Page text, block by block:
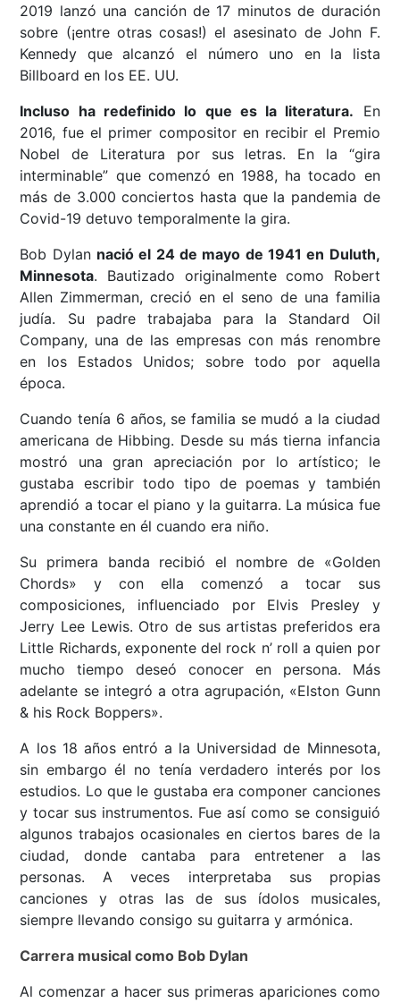
2019 lanzó una canción de 17 minutos de duración
sobre (¡entre otras cosas!) el asesinato de John F.
Kennedy que alcanzó el número uno en la lista
Billboard en los EE. UU.
Incluso ha redefinido lo que es la literatura. En
2016, fue el primer compositor en recibir el Premio
Nobel de Literatura por sus letras. En la “gira
interminable” que comenzó en 1988, ha tocado en
más de 3.000 conciertos hasta que la pandemia de
Covid-19 detuvo temporalmente la gira.
Bob Dylan nació el 24 de mayo de 1941 en Duluth,
Minnesota. Bautizado originalmente como Robert
Allen Zimmerman, creció en el seno de una familia
judía. Su padre trabajaba para la Standard Oil
Company, una de las empresas con más renombre
en los Estados Unidos; sobre todo por aquella
época.
Cuando tenía 6 años, se familia se mudó a la ciudad
americana de Hibbing. Desde su más tierna infancia
mostró una gran apreciación por lo artístico; le
gustaba escribir todo tipo de poemas y también
aprendió a tocar el piano y la guitarra. La música fue
una constante en él cuando era niño.
Su primera banda recibió el nombre de «Golden
Chords» y con ella comenzó a tocar sus
composiciones, influenciado por Elvis Presley y
Jerry Lee Lewis. Otro de sus artistas preferidos era
Little Richards, exponente del rock n’ roll a quien por
mucho tiempo deseó conocer en persona. Más
adelante se integró a otra agrupación, «Elston Gunn
& his Rock Boppers».
A los 18 años entró a la Universidad de Minnesota,
sin embargo él no tenía verdadero interés por los
estudios. Lo que le gustaba era componer canciones
y tocar sus instrumentos. Fue así como se consiguió
algunos trabajos ocasionales en ciertos bares de la
ciudad, donde cantaba para entretener a las
personas. A veces interpretaba sus propias
canciones y otras las de sus ídolos musicales,
siempre llevando consigo su guitarra y armónica.
Carrera musical como Bob Dylan
Al comenzar a hacer sus primeras apariciones como